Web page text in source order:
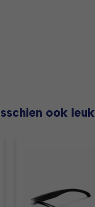
ook leuk